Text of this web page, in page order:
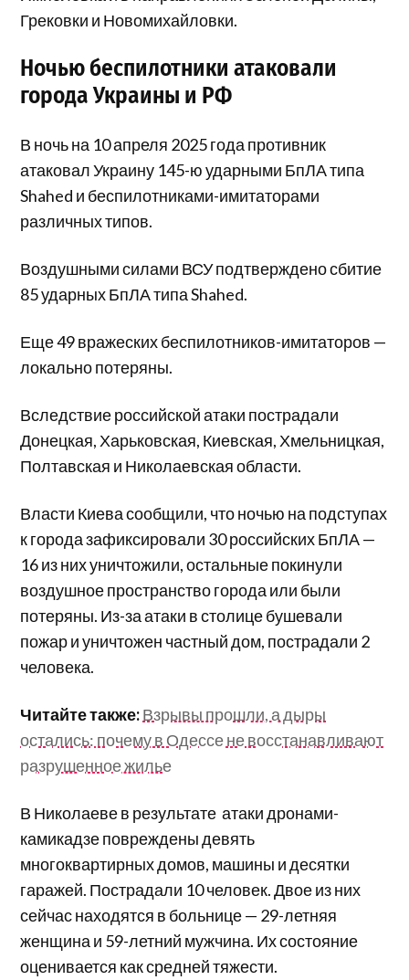
Грековки и Новомихайловки.
Ночью беспилотники атаковали
города Украины и РФ
В ночь на 10 апреля 2025 года противник
атаковал Украину 145-ю ударными БпЛА типа
Shahed и беспилотниками-имитаторами
различных типов.
Воздушными силами ВСУ подтверждено сбитие
85 ударных БпЛА типа Shahed.
Еще 49 вражеских беспилотников-имитаторов —
локально потеряны.
Вследствие российской атаки пострадали
Донецкая, Харьковская, Киевская, Хмельницкая,
Полтавская и Николаевская области.
Власти Киева сообщили, что ночью на подступах
к города зафиксировали 30 российских БпЛА —
16 из них уничтожили, остальные покинули
воздушное пространство города или были
потеряны. Из-за атаки в столице бушевали
пожар и уничтожен частный дом, пострадали 2
человека.
Читайте также:Взрывы прошли, а дыры
остались: почему в Одессе не восстанавливают
разрушенное жилье
В Николаеве в результате атаки дронами-
камикадзе повреждены девять
многоквартирных домов, машины и десятки
гаражей. Пострадали 10 человек. Двое из них
сейчас находятся в больнице — 29-летняя
женщина и 59-летний мужчина. Их состояние
оценивается как средней тяжести.